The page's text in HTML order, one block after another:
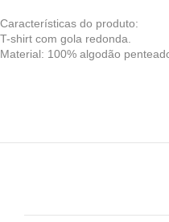
Características do produto:
T-shirt com gola redonda.
Material: 100% algodão